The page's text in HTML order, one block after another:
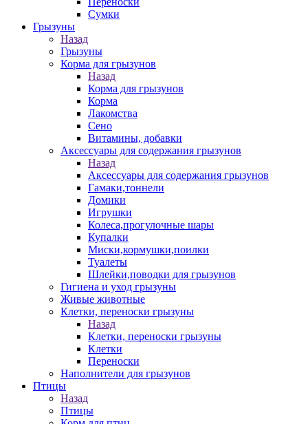
Сумки
Грызуны
Назад
Грызуны
Корма для грызунов
Назад
Корма для грызунов
Корма
Лакомства
Сено
Витамины, добавки
Аксессуары для содержания грызунов
Назад
Аксессуары для содержания грызунов
Гамаки,тоннели
Домики
Игрушки
Колеса,прогулочные шары
Купалки
Миски,кормушки,поилки
Туалеты
Шлейки,поводки для грызунов
Гигиена и уход грызуны
Живые животные
Клетки, переноски грызуны
Назад
Клетки, переноски грызуны
Клетки
Переноски
Наполнители для грызунов
Птицы
Назад
Птицы